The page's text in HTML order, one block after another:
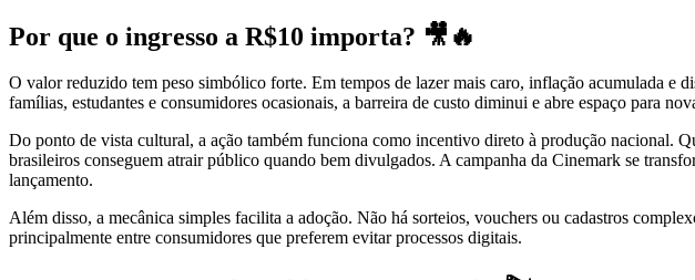
Por que o ingresso a R$10 importa? 🎥🔥
O valor reduzido tem peso simbólico forte. Em tempos de lazer mais caro, inflação acumulada e
famílias, estudantes e consumidores ocasionais, a barreira de custo diminui e abre espaço para
Do ponto de vista cultural, a ação também funciona como incentivo direto à produção nacional.
brasileiros conseguem atrair público quando bem divulgados. A campanha da Cinemark se
lançamento.
Além disso, a mecânica simples facilita a adoção. Não há sorteios, vouchers ou cadastros
principalmente entre consumidores que preferem evitar processos digitais.